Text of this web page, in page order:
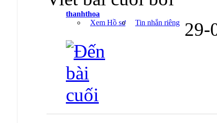
thanhthoa
Xem Hồ sơ
Tin nhắn riêng 29-